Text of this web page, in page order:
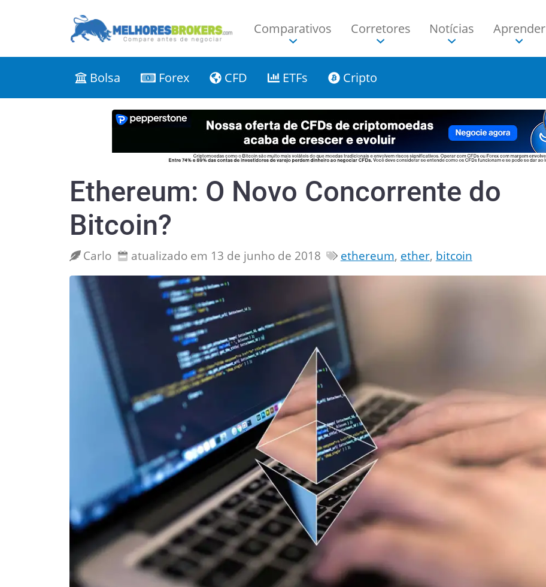
Comparativos Corretores Notícias Aprender
Bolsa Forex CFD ETFs Cripto
Ethereum: O Novo Concorrente do
Bitcoin?
Carlo atualizado em 13 de junho de 2018 ethereum, ether, bitcoin